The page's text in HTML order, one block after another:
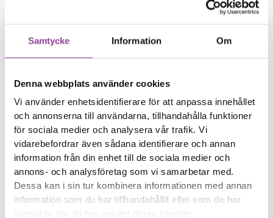
Samtycke Information Om
Denna webbplats använder cookies
Vi använder enhetsidentifierare för att anpassa innehållet
och annonserna till användarna, tillhandahålla funktioner
för sociala medier och analysera vår trafik. Vi
vidarebefordrar även sådana identifierare och annan
information från din enhet till de sociala medier och
annons- och analysföretag som vi samarbetar med.
Dessa kan i sin tur kombinera informationen med annan
information som du har tillhandahållit eller som de har
samlat in när du har använt deras tjänster.
Fler reparationer för samma
modell
Data Recovery499,00kr
Vattenskadebehandling499,00kr
Felsökning 299,00kr
Rengöring 299,00kr
Byte av ström & volym 499,00